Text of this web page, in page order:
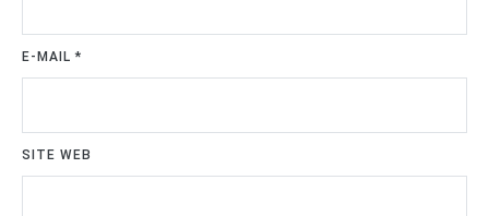
E-MAIL*
SITE WEB